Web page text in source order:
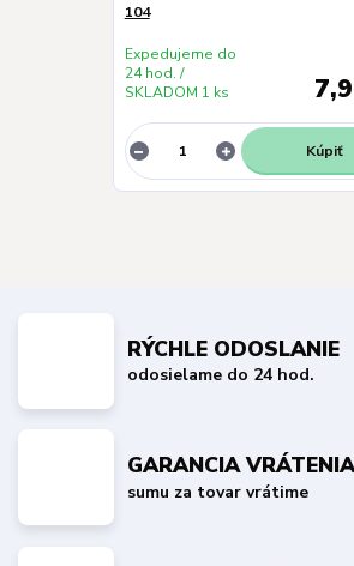
104
Expedujeme do
24 hod. /
SKLADOM 1 ks
Kúpiť
RÝCHLE ODOSLANIE
odosielame do 24 hod.
GARANCIA
sumu za tovar vrátime